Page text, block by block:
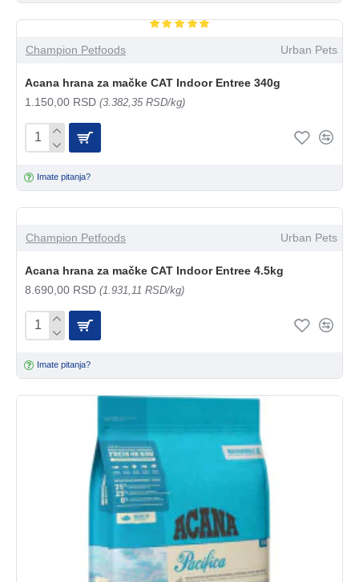
Champion Petfoods Urban Pets
Acana hrana za mačke CAT Indoor Entree 340g
1.150,00 RSD (3.382,35 RSD/kg)
Imate pitanja?
Champion Petfoods Urban Pets
Acana hrana za mačke CAT Indoor Entree 4.5kg
8.690,00 RSD (1.931,11 RSD/kg)
Imate pitanja?